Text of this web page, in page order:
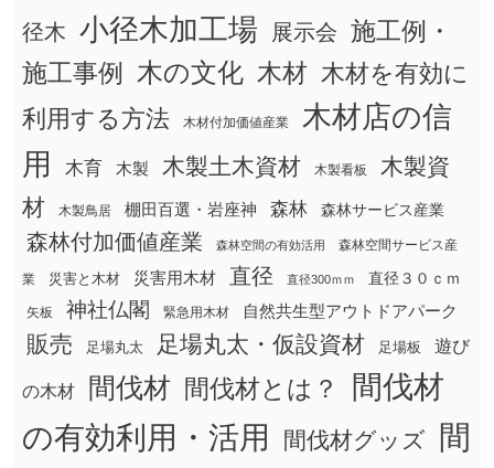
径木 小径木加工場 展示会 施工例・
施工事例
木の文化 木材 木材を有効に
利用する方法
木材付加価値産業
木材店の信
用
木育 木製 木製土木資材 木製看板
木製資
材
木製鳥居 棚田百選・岩座神 森林 森林サービス産業
森林付加価値産業 森林空間の有効活用 森林空間サービス産
業 災害と木材 災害用木材 直径 直径300ｍｍ 直径３０ｃｍ
矢板 神社仏閣 緊急用木材 自然共生型アウトドアパーク
販売 足場丸太 足場丸太・仮設資材 足場板 遊び
の木材 間伐材 間伐材とは？
間伐材
の有効利用・活用
間伐材グッズ
間